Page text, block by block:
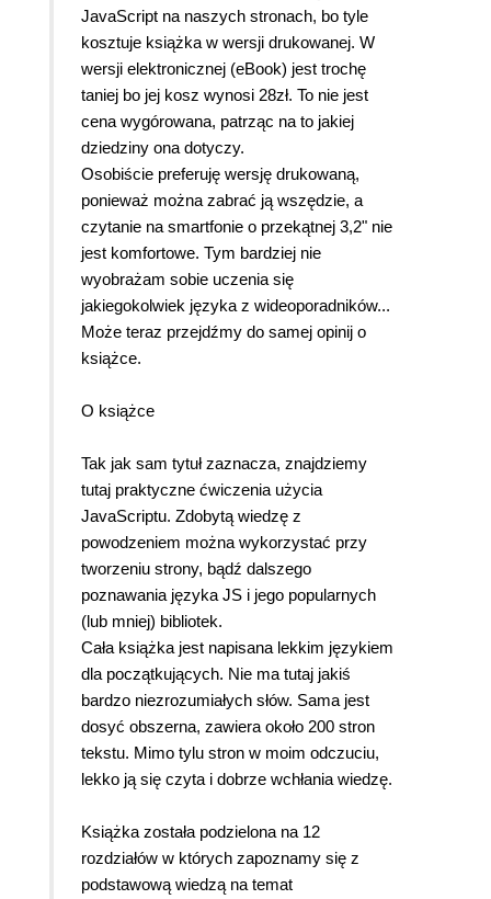
JavaScript na naszych stronach, bo tyle
kosztuje książka w wersji drukowanej. W
wersji elektronicznej (eBook) jest trochę
taniej bo jej kosz wynosi 28zł. To nie jest
cena wygórowana, patrząc na to jakiej
dziedziny ona dotyczy.
Osobiście preferuję wersję drukowaną,
ponieważ można zabrać ją wszędzie, a
czytanie na smartfonie o przekątnej 3,2" nie
jest komfortowe. Tym bardziej nie
wyobrażam sobie uczenia się
jakiegokolwiek języka z wideoporadników...
Może teraz przejdźmy do samej opinij o
książce.
O książce
Tak jak sam tytuł zaznacza, znajdziemy
tutaj praktyczne ćwiczenia użycia
JavaScriptu. Zdobytą wiedzę z
powodzeniem można wykorzystać przy
tworzeniu strony, bądź dalszego
poznawania języka JS i jego popularnych
(lub mniej) bibliotek.
Cała książka jest napisana lekkim językiem
dla początkujących. Nie ma tutaj jakiś
bardzo niezrozumiałych słów. Sama jest
dosyć obszerna, zawiera około 200 stron
tekstu. Mimo tylu stron w moim odczuciu,
lekko ją się czyta i dobrze wchłania wiedzę.
Książka została podzielona na 12
rozdziałów w których zapoznamy się z
podstawową wiedzą na temat